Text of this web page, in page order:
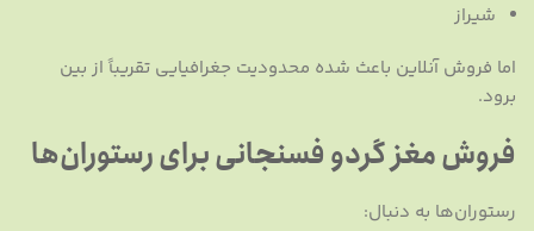
شیراز
اما فروش آنلاین باعث شده محدودیت جغرافیایی تقریباً از بین
برود.
فروش مغز گردو فسنجانی برای رستوران‌ها
رستوران‌ها به دنبال: